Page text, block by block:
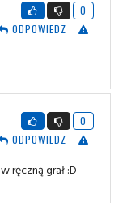
0
ODPOWIEDZ
0
ODPOWIEDZ
ręczną grał :D